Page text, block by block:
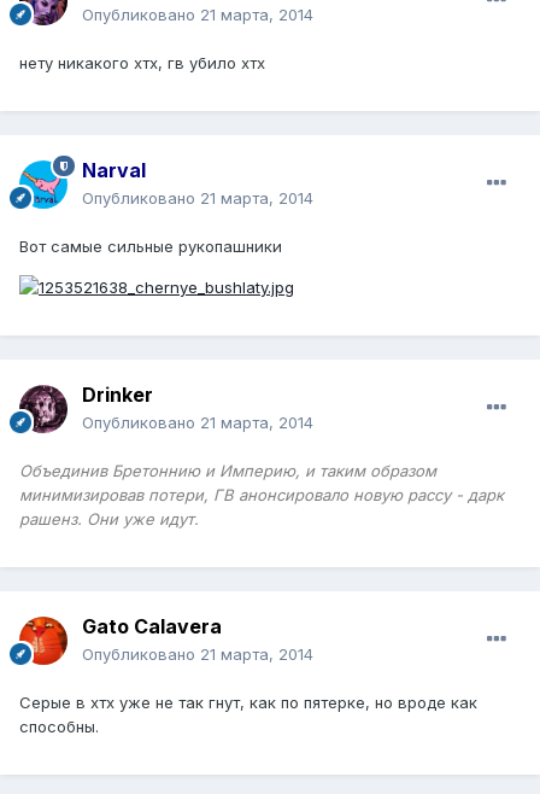
Опубликовано 21 марта, 2014
нету никакого хтх, гв убило хтх
Narval
Опубликовано 21 марта, 2014
Вот самые сильные рукопашники
Drinker
Опубликовано 21 марта, 2014
Объединив Бретоннию и Империю, и таким образом
минимизировав потери, ГВ анонсировало новую рассу - дарк
рашенз. Они уже идут.
Gato Calavera
Опубликовано 21 марта, 2014
Серые в хтх уже не так гнут, как по пятерке, но вроде как
способны.